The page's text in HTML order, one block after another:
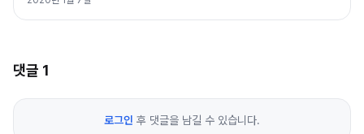
댓글 1
로그인 후 댓글을 남길 수 있습니다.